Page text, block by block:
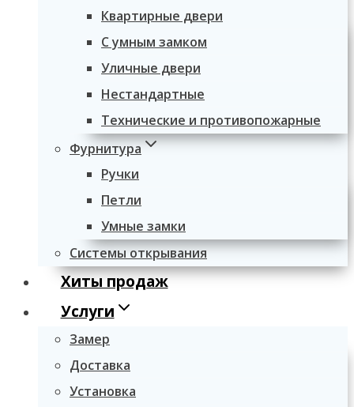
Квартирные двери
С умным замком
Уличные двери
Нестандартные
Технические и противопожарные
Фурнитура
Ручки
Петли
Умные замки
Системы открывания
Хиты продаж
Услуги
Замер
Доставка
Установка